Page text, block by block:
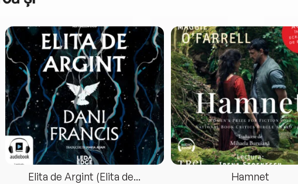
Elita de Argint (Elita de... Hamnet